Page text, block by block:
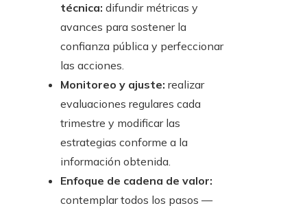
técnica: difundir métricas y
avances para sostener la
confianza pública y perfeccionar
las acciones.
Monitoreo y ajuste: realizar
evaluaciones regulares cada
trimestre y modificar las
estrategias conforme a la
información obtenida.
Enfoque de cadena de valor:
contemplar todos los pasos —